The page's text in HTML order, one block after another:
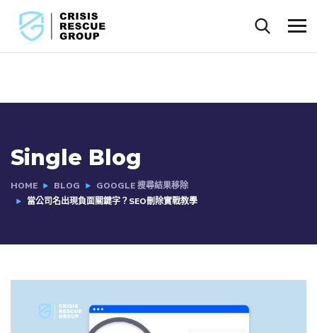
Single Blog
HOME BLOG
GOOGLE 搜尋結果移除
當公司名出現負面關鍵字？SEO刪除實戰教學